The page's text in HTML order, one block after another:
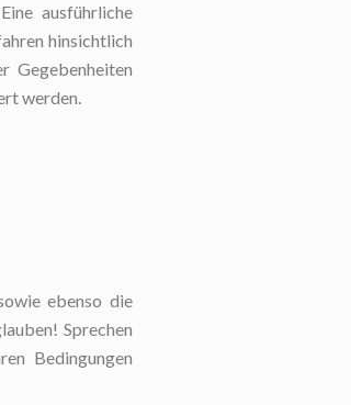
ausführliche
hinsichtlich
Gegebenheiten
werden.
ebenso die
Sprechen
Bedingungen